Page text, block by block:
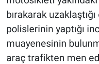
bırakarak
polislerinin yaptığı
muayenesinin
araç trafikten men